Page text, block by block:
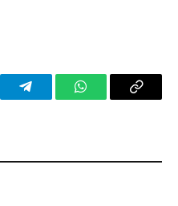
TelegramWhatsAppCopy